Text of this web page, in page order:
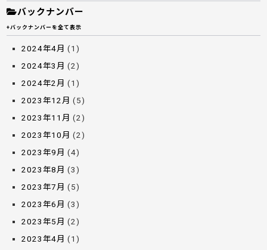
バックナンバー
+バックナンバーを全て表示
2024年4月 (1)
2024年3月 (2)
2024年2月 (1)
2023年12月 (5)
2023年11月 (2)
2023年10月 (2)
2023年9月 (4)
2023年8月 (3)
2023年7月 (5)
2023年6月 (3)
2023年5月 (2)
2023年4月 (1)